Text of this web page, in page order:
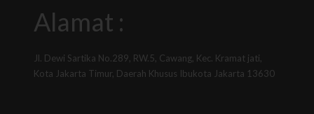
Alamat :
Jl. Dewi Sartika No.289, RW.5, Cawang, Kec. Kramat jati,
Kota Jakarta Timur, Daerah Khusus Ibukota Jakarta 13630